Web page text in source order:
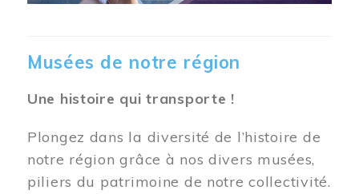
Musées de notre région
Une histoire qui transporte !
Plongez dans la diversité de l’histoire de
notre région grâce à nos divers musées,
piliers du patrimoine de notre collectivité.